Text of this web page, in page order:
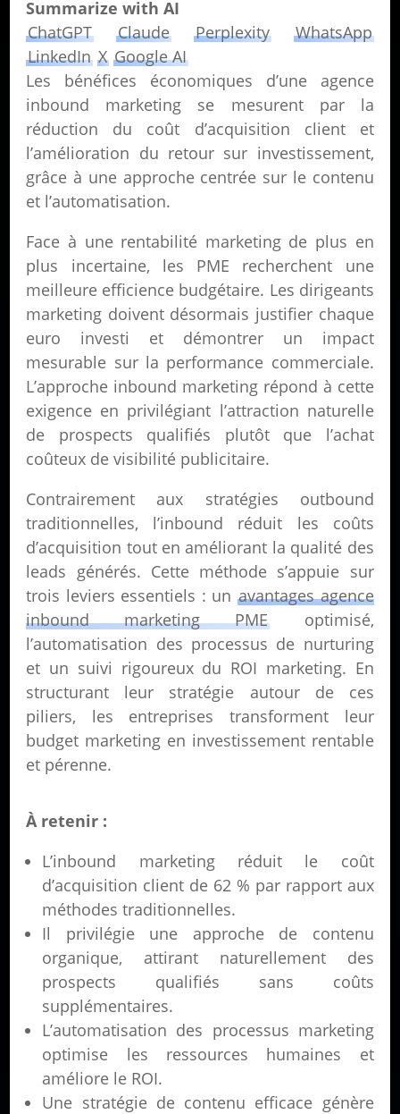
Summarize with AI
ChatGPT
Claude Perplexity
WhatsApp
LinkedIn X Google AI
Les bénéfices économiques d’une agence
inbound marketing se mesurent par la
réduction du coût d’acquisition client et
l’amélioration du retour sur investissement,
grâce à une approche centrée sur le contenu
et l’automatisation.
Face à une rentabilité marketing de plus en
plus incertaine, les PME recherchent une
meilleure efficience budgétaire. Les dirigeants
marketing doivent désormais justifier chaque
euro investi et démontrer un impact
mesurable sur la performance commerciale.
L’approche inbound marketing répond à cette
exigence en privilégiant l’attraction naturelle
de prospects qualifiés plutôt que l’achat
coûteux de visibilité publicitaire.
Contrairement aux stratégies outbound
traditionnelles, l’inbound réduit les coûts
d’acquisition tout en améliorant la qualité des
leads générés. Cette méthode s’appuie sur
trois leviers essentiels : un avantages agence
inbound marketing PMEoptimisé,
l’automatisation des processus de nurturing
et un suivi rigoureux du ROI marketing. En
structurant leur stratégie autour de ces
piliers, les entreprises transforment leur
budget marketing en investissement rentable
et pérenne.
À retenir :
L’inbound marketing réduit le coût
d’acquisition client de 62 % par rapport aux
méthodes traditionnelles.
Il privilégie une approche de contenu
organique, attirant naturellement des
prospects qualifiés sans coûts
supplémentaires.
L’automatisation des processus marketing
optimise les ressources humaines et
améliore le ROI.
Une stratégie de contenu efficace génère